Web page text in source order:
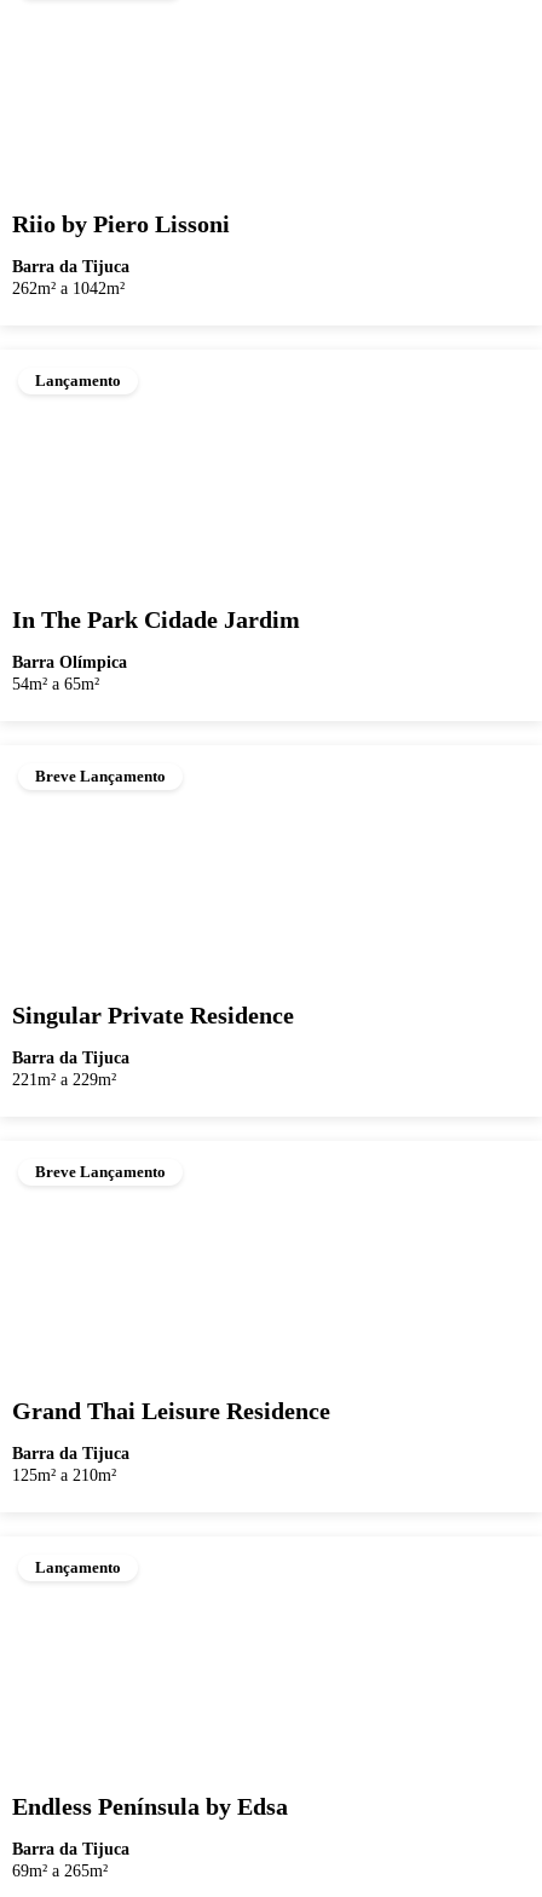
Riio by Piero Lissoni
Barra da Tijuca
262m² a 1042m²
Lançamento
In The Park Cidade Jardim
Barra Olímpica
54m² a 65m²
Breve Lançamento
Singular Private Residence
Barra da Tijuca
221m² a 229m²
Breve Lançamento
Grand Thai Leisure Residence
Barra da Tijuca
125m² a 210m²
Lançamento
Endless Península by Edsa
Barra da Tijuca
69m² a 265m²